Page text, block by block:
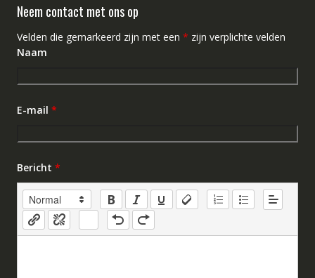
Neem contact met ons op
Velden die gemarkeerd zijn met een * zijn verplichte velden
Naam
E-mail *
Bericht *